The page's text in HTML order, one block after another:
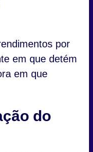
por
em que detém
em que
do